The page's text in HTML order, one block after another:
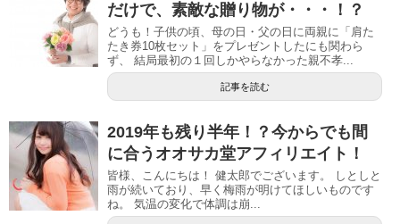
だけで、素敵な贈り物が・・・！？
どうも！子供の頃、母の日・父の日に両親に「肩た
たき券10枚セット」をプレゼントしたにも関わら
ず、 結局最初の１回しかやらなかった親不孝...
記事を読む
2019年も残り半年！？今からでも間
に合うオオサカ堂アフィリエイト！
皆様、こんにちは！ 健太郎でございます。 しとしと
雨が続いており、早く梅雨が明けてほしいものです
ね。 気温の変化で体調は崩...